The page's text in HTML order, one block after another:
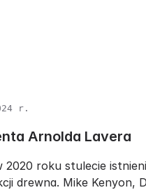
r.
Arnolda Lavera
2020 roku stulecie
drewna. Mike Kenyon,